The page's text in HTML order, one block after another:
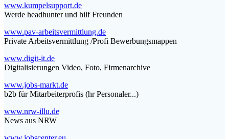
www.kumpelsupport.de
Werde headhunter und hilf Freunden
www.pav-arbeitsvermittlung.de
Private Arbeitsvermittlung /Profi Bewerbungsmappen
www.digit-it.de
Digitalisierungen Video, Foto, Firmenarchive
www.jobs-markt.de
b2b für Mitarbeiterprofis (hr Personaler...)
www.nrw-illu.de
News aus NRW